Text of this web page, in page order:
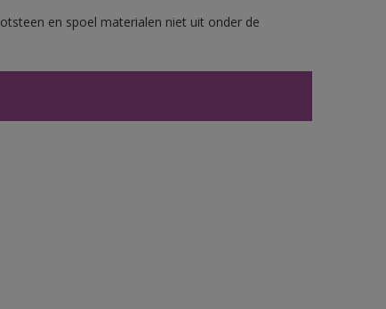
en spoel materialen niet uit onder de